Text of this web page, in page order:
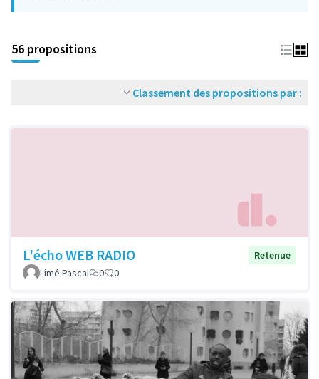
56 propositions
Classement des propositions par :
L'écho WEB RADIO
Retenue
Limé Pascal
0 0